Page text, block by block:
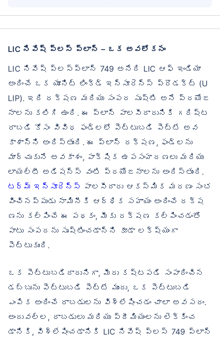
LIC నివేష్ ప్లస్ ప్లాన్ – ఒక అవలోకనం
LIC నివేష్ ప్లస్ప్లాన్ 749 అనేది LIC ఆఫ్ ఇండియా
అందించే ఒక యూనిట్ లింక్డ్ ఇన్సూరెన్స్ ప్రొడక్ట్ (U
LIP). ఇది రక్షణ మరియు సంపద సృష్టి అనే ప్రయోజ
నాలను కలిగి ఉంది. ఈ ప్లాన్ పాలసీదారునికి గరిష్ట
రాబడి కోసం వివిధ ఫండ్లలో పెట్టుబడి పెట్టే అవ
కాశాన్ని అందిస్తుంది. ఈ ప్లాన్ రక్షణ, ఫండ్లను
మార్చుకునే అవకాశం, పాక్షిక ఉపసంహరణలు మరియు
లాయల్టీ అడిషన్స్ వంటి ప్రయోజనాలను అందిస్తుంది.
టర్మ్ ఇన్సూరెన్స్ పాలసీదారు ఆకస్మిక మరణం సంభ
వించినప్పుడు నామినీకి ఆర్థిక సహాయం అందించే రక్ష
ణను కల్పించే ఈ పథకం, మీకు రక్షణ కల్పించడంతో
పాటు సంపదను సృష్టించడాన్ని కూడా లక్ష్యంగా
పెట్టుకుంది.
ఒక పెట్టుబడిదారునిగా, మీరు కష్టపడి సంపాదించిన
డబ్బును పెట్టుబడి పెట్టే ముందు, ఒక పెట్టుబడి
ఎంపిక అందించే రాబడులను విశ్లేషించడం చాలా అవసరం.
అందువల్ల, రాబడులు మరియు ప్రీమియంలను లెక్కించ
డానికి, విశ్లేషించడానికి LIC నివేష్ ప్లస్ 749 ప్లాన్